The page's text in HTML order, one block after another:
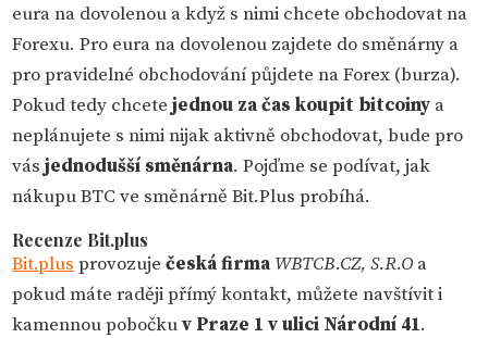
eura na dovolenou a když s nimi chcete obchodovat na
Forexu. Pro eura na dovolenou zajdete do směnárny a
pro pravidelné obchodování půjdete na Forex (burza).
Pokud tedy chcetejednou za čas koupit bitcoiny a
neplánujete s nimi nijak aktivně obchodovat, bude pro
vásjednodušší směnárna. Pojďme se podívat, jak
nákupu BTC ve směnárně Bit.Plus probíhá.
Recenze Bit.plus
Bit.plus provozuječeská firma WBTCB.CZ, S.R.O a
pokud máte raději přímý kontakt, můžete navštívit i
kamennou pobočkuv Praze 1 v ulici Národní 41.